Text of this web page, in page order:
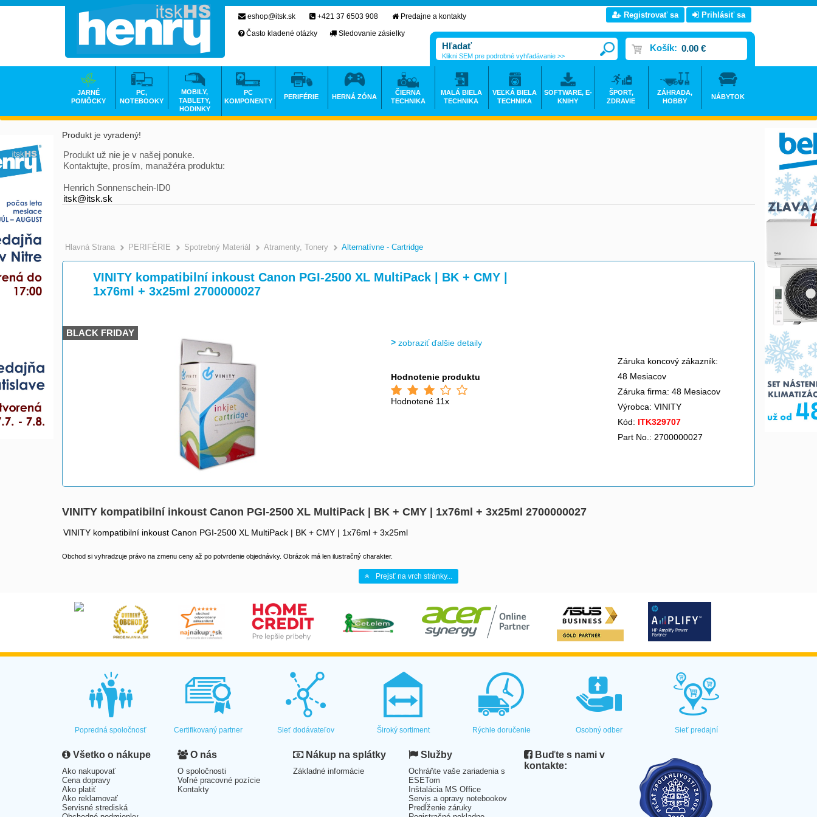
Produkt je vyradený!
Produkt už nie je v našej ponuke.
Kontaktujte, prosím, manažéra produktu:
Henrich Sonnenschein-ID0
itsk@itsk.sk
Hlavná Strana >
PERIFÉRIE >
Spotrebný Materiál >
Atramenty, Tonery >
Alternatívne - Cartridge
VINITY kompatibilní inkoust Canon PGI-2500 XL MultiPack | BK + CMY |
1x76ml + 3x25ml 2700000027
BLACK FRIDAY
zobraziť ďalšie detaily
Hodnotenie produktu
Hodnotené 11x
Záruka koncový zákazník:
48 Mesiacov
Záruka firma: 48 Mesiacov
Výrobca: VINITY
Kód: ITK329707
Part No.: 2700000027
VINITY kompatibilní inkoust Canon PGI-2500 XL MultiPack | BK + CMY | 1x76ml + 3x25ml 2700000027
VINITY kompatibilní inkoust Canon PGI-2500 XL MultiPack | BK + CMY | 1x76ml + 3x25ml
Obchod si vyhradzuje právo na zmenu ceny až po potvrdenie objednávky. Obrázok má len ilustračný charakter.
Prejsť na vrch stránky...
eshop@itsk.sk +421 37 6503 908
Predajne a kontakty
Často kladené otázky
Sledovanie zásielky
Registrovať sa Prihlásiť sa
Košík: 0.00 €
Klikni SEM pre podrobné vyhľadávanie >>
JARNÉ
POMÔCKY
PC,
NOTEBOOKY
MOBILY,
TABLETY,
HODINKY
PC
KOMPONENTY
PERIFÉRIE HERNÁ ZÓNA
ČIERNA
TECHNIKA
MALÁ BIELA
TECHNIKA
VEĽKÁ BIELA
TECHNIKA
SOFTWARE, E-
KNIHY
ŠPORT,
ZDRAVIE
ZÁHRADA,
HOBBY
NÁBYTOK
Popredná spoločnosť Certifikovaný partner Sieť dodávateľov Široký sortiment Rýchle doručenie Osobný odber Sieť predajní
Všetko o nákupe
Ako nakupovať
Cena dopravy
Ako platiť
Ako reklamovať
Servisné strediská
O nás
O spoločnosti
Voľné pracovné pozície
Kontakty
Nákup na splátky
Základné informácie
Služby
Ochráňte vaše zariadenia s
ESETom
Inštalácia MS Office
Servis a opravy notebookov
Predĺženie záruky
Buďte s nami v
kontakte: